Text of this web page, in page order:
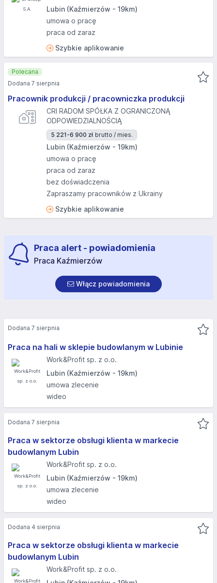
Lubin (Kaźmierzów - 19km)
umowa o pracę
praca od zaraz
Szybkie aplikowanie
Pracownik produkcji / pracowniczka produkcji
CRI RADOM SPÓŁKA Z OGRANICZONĄ
ODPOWIEDZIALNOŚCIĄ
5 221-6 900 zł brutto / mies.
Lubin (Kaźmierzów - 19km)
umowa o pracę
praca od zaraz
bez doświadczenia
Zapraszamy pracowników z Ukrainy
Szybkie aplikowanie
Polecana
Dodana 7 sierpnia
Praca alert - powiadomienia
Praca Kaźmierzów
Włącz powiadomienia
Praca na hali w sklepie budowlanym w Lubinie
Work&Profit sp. z o.o.
Lubin (Kaźmierzów - 19km)
umowa zlecenie
wideo
Dodana 7 sierpnia
Praca w sektorze obsługi klienta w markecie
budowlanym Lubin
Work&Profit sp. z o.o.
Lubin (Kaźmierzów - 19km)
umowa zlecenie
wideo
Dodana 7 sierpnia
Praca w sektorze obsługi klienta w markecie
budowlanym Lubin
Work&Profit sp. z o.o.
Dodana 4 sierpnia